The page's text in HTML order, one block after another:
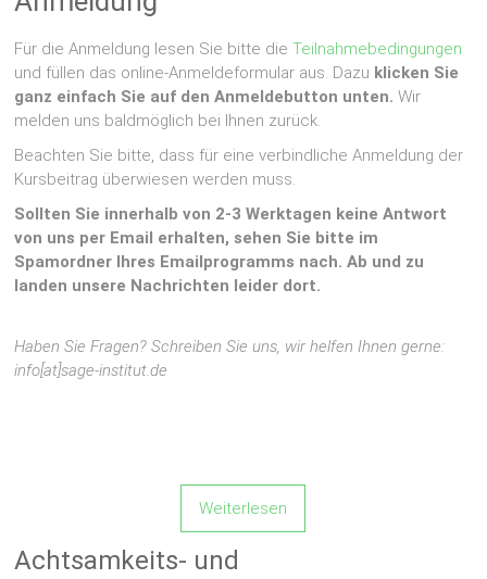
Für die Anmeldung lesen Sie bitte dieTeilnahmebedingungen
und füllen das online-Anmeldeformular aus. Dazu klicken Sie
ganz einfach Sie auf den Anmeldebutton unten. Wir
melden uns baldmöglich bei Ihnen zurück.
Beachten Sie bitte, dass für eine verbindliche Anmeldung der
Kursbeitrag überwiesen werden muss.
Sollten Sie innerhalb von 2-3 Werktagen keine Antwort
von uns per Email erhalten, sehen Sie bitte im
Spamordner Ihres Emailprogramms nach. Ab und zu
landen unsere Nachrichten leider dort.
Haben Sie Fragen? Schreiben Sie uns, wir helfen Ihnen gerne:
info[at]sage-institut.de
Weiterlesen
Achtsamkeits- und